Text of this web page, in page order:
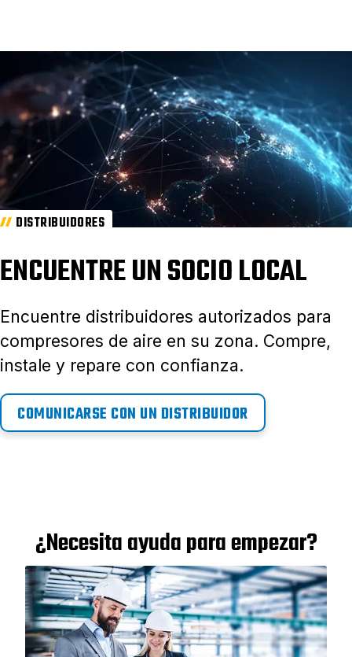
DISTRIBUIDORES
ENCUENTRE UN SOCIO LOCAL
Encuentre distribuidores autorizados para
compresores de aire en su zona. Compre,
instale y repare con confianza.
COMUNICARSE CON UN DISTRIBUIDOR
¿Necesita ayuda para empezar?